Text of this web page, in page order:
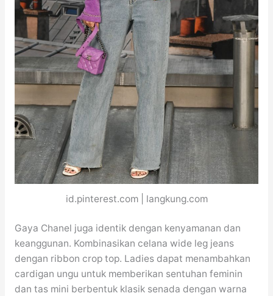
id.pinterest.com | langkung.com
Gaya Chanel juga identik dengan kenyamanan dan
keanggunan. Kombinasikan celana wide leg jeans
dengan ribbon crop top. Ladies dapat menambahkan
cardigan ungu untuk memberikan sentuhan feminin
dan tas mini berbentuk klasik senada dengan warna